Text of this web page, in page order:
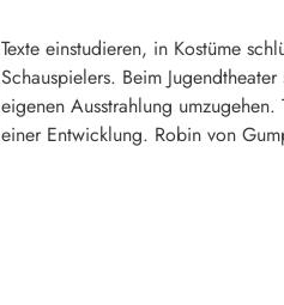
Texte einstudieren, in Kostüme
Schauspielers. Beim
eigenen Ausstrahlung
einer Entwicklung. Robin von